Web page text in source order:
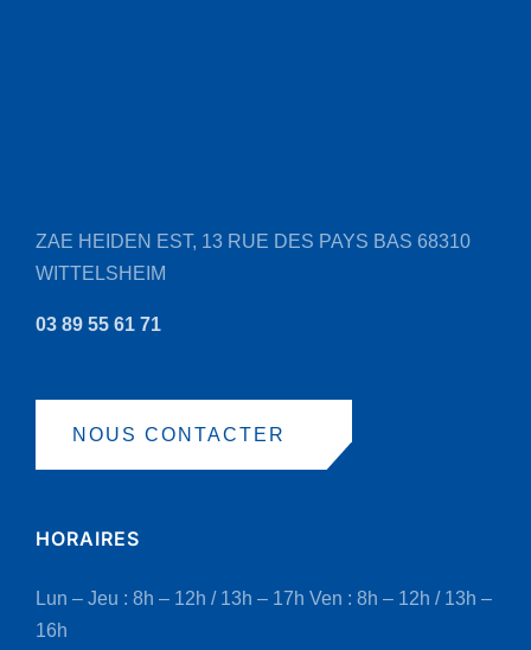
ZAE HEIDEN EST, 13 RUE DES PAYS BAS 68310
WITTELSHEIM
03 89 55 61 71
NOUS CONTACTER
HORAIRES
Lun – Jeu : 8h – 12h / 13h – 17h Ven : 8h – 12h / 13h –
16h